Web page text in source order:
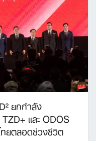
ยกกำลัง
และ ODOS
ยตลอดช่วงชีวิต